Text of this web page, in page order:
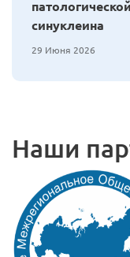
синуклеина
29 Июня 2026
Наши